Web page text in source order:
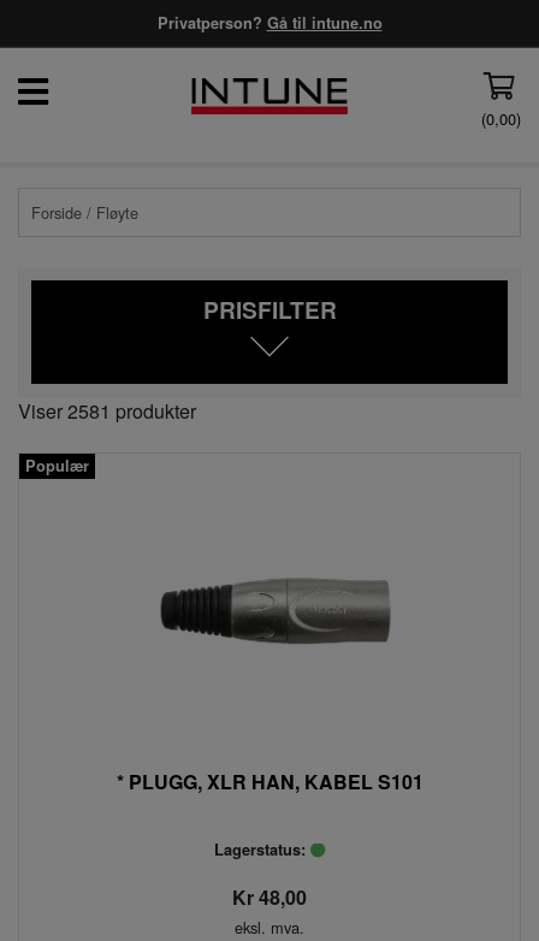
Privatperson? Gå til intune.no
(0,00)
Forside / Fløyte
PRISFILTER
Viser 2581 produkter
Populær
* PLUGG, XLR HAN, KABEL S101
Lagerstatus:
Kr 48,00
eksl. mva.